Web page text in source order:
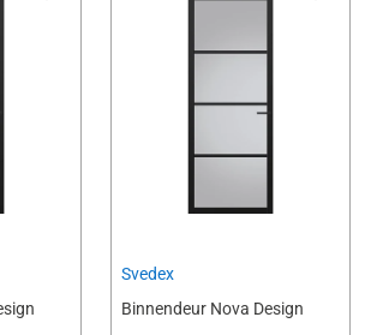
Svedex
Binnendeur Nova Design